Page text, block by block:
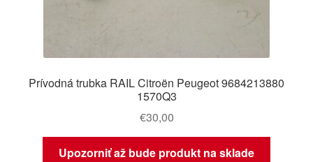
Prívodná trubka RAIL Citroën Peugeot 9684213880
1570Q3
€30,00
Upozorniť až bude produkt na sklade